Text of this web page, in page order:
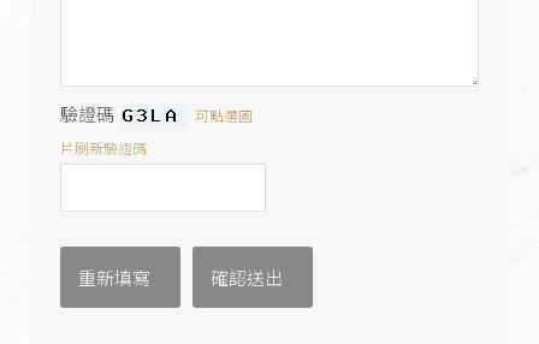
驗證碼
可點選圖
片刷新驗證碼